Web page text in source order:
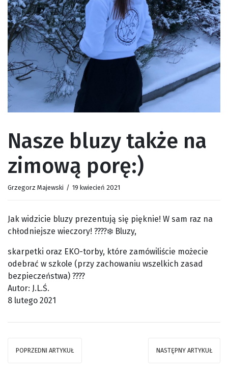
Nasze bluzy także na
zimową porę:)
Grzegorz Majewski / 19 kwiecień 2021
Jak widzicie bluzy prezentują się pięknie! W sam raz na
chłodniejsze wieczory! ????❄️ Bluzy,
skarpetki oraz EKO-torby, które zamówiliście możecie
odebrać w szkole (przy zachowaniu wszelkich zasad
bezpieczeństwa) ????
Autor: J.L.Ś.
8 lutego 2021
POPRZEDNI ARTYKUŁ NASTĘPNY ARTYKUŁ